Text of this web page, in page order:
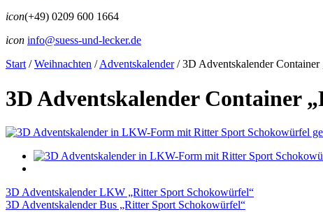
icon(+49) 0209 600 1664
icon info@suess-und-lecker.de
Start / Weihnachten /Adventskalender /3D Adventskalender
3D Adventskalender Container
3D Adventskalender LKW „Ritter Sport Schokowürfel“
3D Adventskalender Bus „Ritter Sport Schokowürfel“